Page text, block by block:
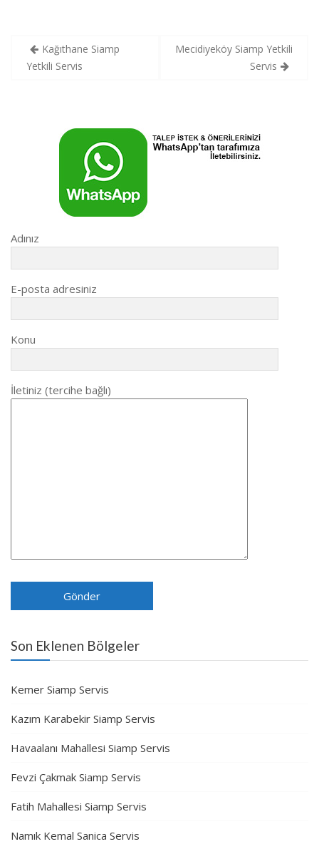
Yazı
gezinmesi
Kağıthane Siamp
Yetkili Servis
Mecidiyeköy Siamp Yetkili
Servis
Adınız
E-posta adresiniz
Konu
İletiniz (tercihe bağlı)
Son Eklenen Bölgeler
Kemer Siamp Servis
Kazım Karabekir Siamp Servis
Havaalanı Mahallesi Siamp Servis
Fevzi Çakmak Siamp Servis
Fatih Mahallesi Siamp Servis
Namık Kemal Sanica Servis